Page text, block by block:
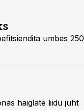
umbes 250
haiglate liidu juht